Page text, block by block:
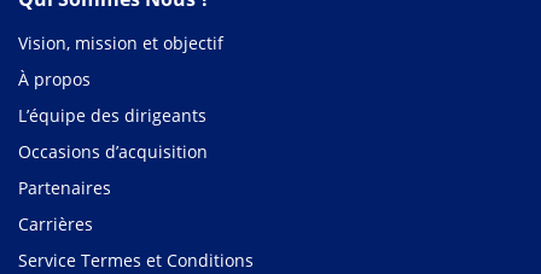
Vision, mission et objectif
À propos
L’équipe des dirigeants
Occasions d’acquisition
Partenaires
Carrières
Service Termes et Conditions